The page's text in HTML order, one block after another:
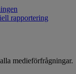
rapportering
medieförfrågningar.